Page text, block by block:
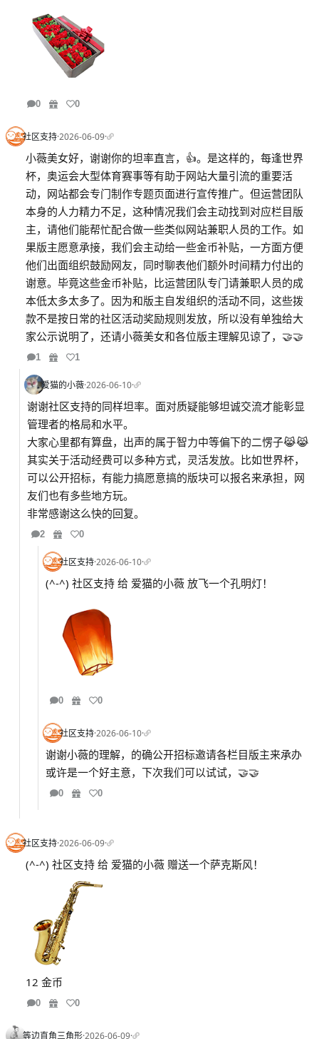
0 0
社区支持·2026-06-09·
小薇美女好，谢谢你的坦率直言，👍。是这样的，每逢世界
杯，奥运会大型体育赛事等有助于网站大量引流的重要活
动，网站都会专门制作专题页面进行宣传推广。但运营团队
本身的人力精力不足，这种情况我们会主动找到对应栏目版
主，请他们能帮忙配合做一些类似网站兼职人员的工作。如
果版主愿意承接，我们会主动给一些金币补贴，一方面方便
他们出面组织鼓励网友，同时聊表他们额外时间精力付出的
谢意。毕竟这些金币补贴，比运营团队专门请兼职人员的成
本低太多太多了。因为和版主自发组织的活动不同，这些拨
款不是按日常的社区活动奖励规则发放，所以没有单独给大
家公示说明了，还请小薇美女和各位版主理解见谅了，🤝🤝
1 1
爱猫的小薇·2026-06-10·
谢谢社区支持的同样坦率。面对质疑能够坦诚交流才能彰显
管理者的格局和水平。
大家心里都有算盘，出声的属于智力中等偏下的二愣子😹😹
其实关于活动经费可以多种方式，灵活发放。比如世界杯，
可以公开招标，有能力搞愿意搞的版块可以报名来承担，网
友们也有多些地方玩。
非常感谢这么快的回复。
2 0
社区支持·2026-06-10·
(^-^) 社区支持 给 爱猫的小薇 放飞一个孔明灯！
0 0
社区支持·2026-06-10·
谢谢小薇的理解，的确公开招标邀请各栏目版主来承办
或许是一个好主意，下次我们可以试试，🤝🤝
0 0
社区支持·2026-06-09·
(^-^) 社区支持 给 爱猫的小薇 赠送一个萨克斯风！
12 金币
0 0
等边直角三角形·2026-06-09·